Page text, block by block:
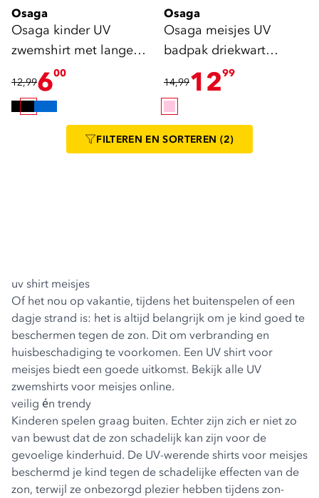
Osaga
Osaga kinder UV
zwemshirt met lange
mouwen en print
12,99600
Osaga
Osaga meisjes UV
badpak driekwart
mouwen roze
14,991299
FILTEREN EN SORTEREN (2)
uv shirt meisjes
Of het nou op vakantie, tijdens het buitenspelen of een
dagje strand is: het is altijd belangrijk om je kind goed te
beschermen tegen de zon. Dit om verbranding en
huisbeschadiging te voorkomen. Een UV shirt voor
meisjes biedt een goede uitkomst. Bekijk alle UV
zwemshirts voor meisjes online.
veilig én trendy
Kinderen spelen graag buiten. Echter zijn zich er niet zo
van bewust dat de zon schadelijk kan zijn voor de
gevoelige kinderhuid. De UV-werende shirts voor meisjes
beschermd je kind tegen de schadelijke effecten van de
zon, terwijl ze onbezorgd plezier hebben tijdens zon-